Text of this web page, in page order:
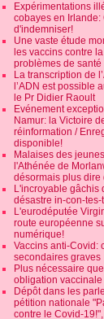
Expérimentations
cobayes en Irlande:
d'indemniser!
Une vaste étude
les vaccins contre
problèmes de santé
La transcription de
l’ADN est possible
le Pr Didier Raoult
Evénement
Namur: la Victoire
réinformation /
disponible!
Malaises des
l'Athénée de
désormais plus dire
L'incroyable gâchis
désastre in-con-tes-
L'eurodéputée
route européenne
numérique!
Vaccins anti-Covid:
secondaires graves
Plus nécessaire
obligation
Dépôt dans les
pétition nationale
contre le Covid-